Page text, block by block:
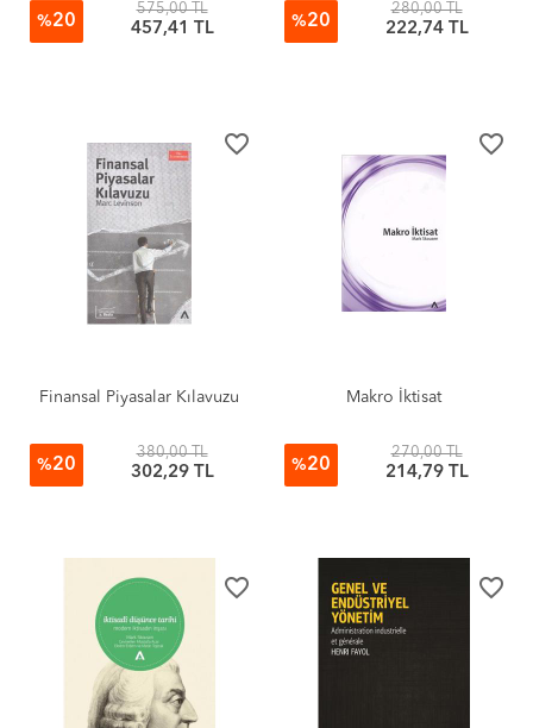
%20
575,00 TL
457,41 TL %20
280,00 TL
222,74 TL
favorite_border
Finansal Piyasalar Kılavuzu
%20
380,00 TL
302,29 TL
favorite_border
Makro İktisat
%20
270,00 TL
214,79 TL
favorite_border favorite_border